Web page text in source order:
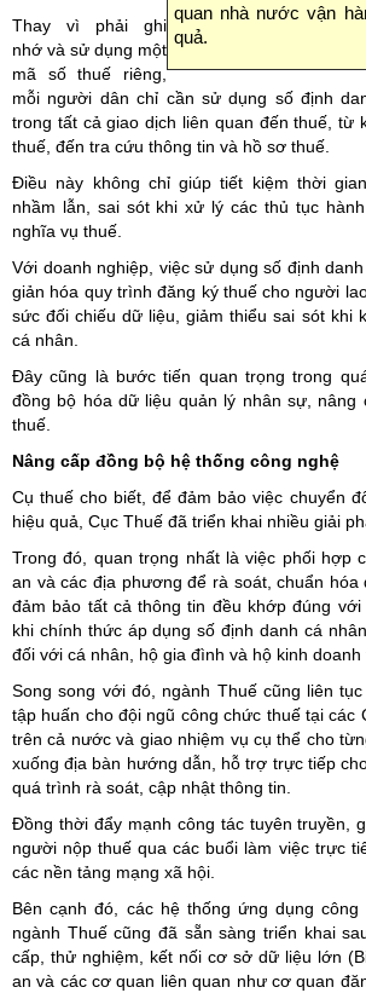
quan nhà nước vận
quả.
Thay vì phải ghi
nhớ và sử dụng một
mã số thuế riêng,
mỗi người dân chỉ cần sử dụng số định
trong tất cả giao dịch liên quan đến thuế, từ
thuế, đến tra cứu thông tin và hồ sơ thuế.
Điều này không chỉ giúp tiết kiệm thời
nhầm lẫn, sai sót khi xử lý các thủ tục
nghĩa vụ thuế.
Với doanh nghiệp, việc sử dụng số định
giản hóa quy trình đăng ký thuế cho người
sức đối chiếu dữ liệu, giảm thiểu sai sót khi
cá nhân.
Đây cũng là bước tiến quan trọng trong
đồng bộ hóa dữ liệu quản lý nhân sự, nâng
thuế.
Nâng cấp đồng bộ hệ thống công nghệ
Cụ thuế cho biết, để đảm bảo việc chuyển
hiệu quả, Cục Thuế đã triển khai nhiều giải
Trong đó, quan trọng nhất là việc phối hợp
an và các địa phương để rà soát, chuẩn hóa
đảm bảo tất cả thông tin đều khớp đúng
khi chính thức áp dụng số định danh cá
đối với cá nhân, hộ gia đình và hộ kinh doanh
Song song với đó, ngành Thuế cũng liên
tập huấn cho đội ngũ công chức thuế tại các
trên cả nước và giao nhiệm vụ cụ thể cho
xuống địa bàn hướng dẫn, hỗ trợ trực tiếp
quá trình rà soát, cập nhật thông tin.
Đồng thời đẩy mạnh công tác tuyên truyền,
người nộp thuế qua các buổi làm việc trực
các nền tảng mạng xã hội.
Bên cạnh đó, các hệ thống ứng dụng công
ngành Thuế cũng đã sẵn sàng triển khai
cấp, thử nghiệm, kết nối cơ sở dữ liệu lớn
an và các cơ quan liên quan như cơ quan